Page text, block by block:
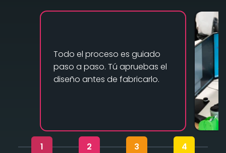
Todo el proceso es guiado
paso a paso. Tú apruebas el
diseño antes de fabricarlo.
1 2 3
4